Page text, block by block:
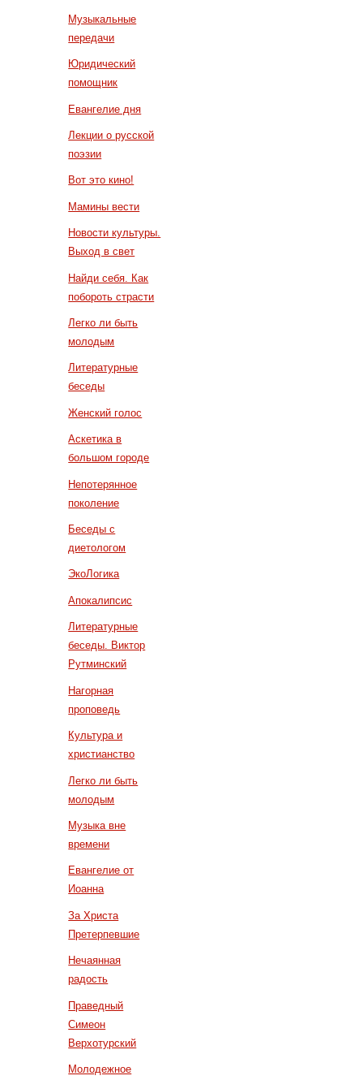
Музыкальные
передачи
Юридический
помощник
Евангелие дня
Лекции о русской
поэзии
Вот это кино!
Мамины вести
Новости культуры.
Выход в свет
Найди себя. Как
побороть страсти
Легко ли быть
молодым
Литературные
беседы
Женский голос
Аскетика в
большом городе
Непотерянное
поколение
Беседы с
диетологом
ЭкоЛогика
Апокалипсис
Литературные
беседы. Виктор
Рутминский
Нагорная
проповедь
Культура и
христианство
Легко ли быть
молодым
Музыка вне
времени
Евангелие от
Иоанна
За Христа
Претерпевшие
Нечаянная
радость
Праведный
Симеон
Верхотурский
Молодежное